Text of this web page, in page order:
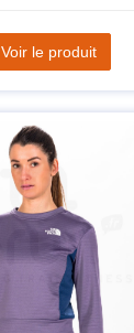
Voir le produit